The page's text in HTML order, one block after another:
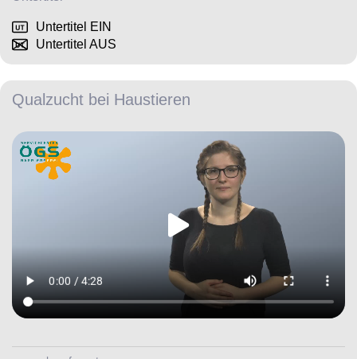
Qualzucht bei Haustieren
Untertitel EIN
Untertitel AUS